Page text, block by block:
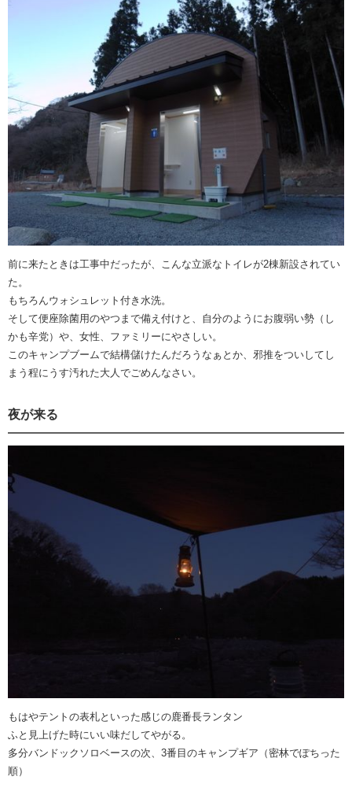
前に来たときは工事中だったが、こんな立派なトイレが2棟新設されてい
た。
もちろんウォシュレット付き水洗。
そして便座除菌用のやつまで備え付けと、自分のようにお腹弱い勢（し
かも辛党）や、女性、ファミリーにやさしい。
このキャンプブームで結構儲けたんだろうなぁとか、邪推をついしてし
まう程にうす汚れた大人でごめんなさい。
夜が来る
もはやテントの表札といった感じの鹿番長ランタン
ふと見上げた時にいい味だしてやがる。
多分バンドックソロベースの次、3番目のキャンプギア（密林でぽちった
順）